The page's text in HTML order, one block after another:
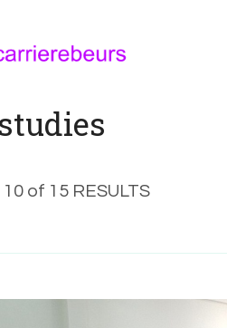
of 15 RESULTS